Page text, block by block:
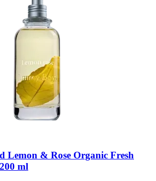
Lemon & Rose Organic Fresh
ml